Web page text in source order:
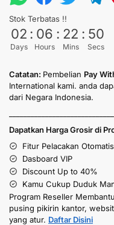
Stok Terbatas !!
02
Days
: 06
Hours
: 22
Mins
: 50
Secs
Catatan: Pembelian Pay
International kami. anda
dari Negara Indonesia.
Dapatkan Harga Grosir di
Fitur Pelacakan Otomatis
Dasboard VIP
Discount Up to 40%
Kamu Cukup Duduk
Program Reseller
pusing pikirin kantor,
yang atur. Daftar Disini